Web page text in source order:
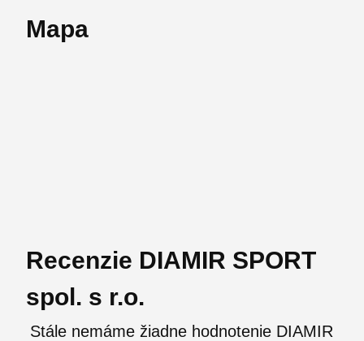
Mapa
Recenzie DIAMIR SPORT
spol. s r.o.
Stále nemáme žiadne hodnotenie DIAMIR